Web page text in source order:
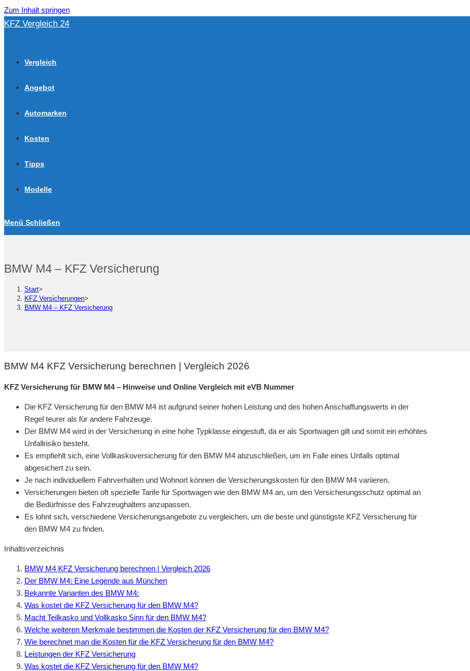
Zum Inhalt springen
KFZ Vergleich 24
Vergleich
Angebot
Automarken
Kosten
Tipps
Modelle
Menü Schließen
BMW M4 – KFZ Versicherung
Start>
KFZ Versicherungen>
BMW M4 – KFZ Versicherung
BMW M4 KFZ Versicherung berechnen | Vergleich 2026
KFZ Versicherung für BMW M4 – Hinweise und Online Vergleich mit eVB Nummer
Die KFZ Versicherung für den BMW M4 ist aufgrund seiner hohen Leistung und des hohen Anschaffungswerts in der
Regel teurer als für andere Fahrzeuge.
Der BMW M4 wird in der Versicherung in eine hohe Typklasse eingestuft, da er als Sportwagen gilt und somit ein erhöhtes
Unfallrisiko besteht.
Es empfiehlt sich, eine Vollkaskoversicherung für den BMW M4 abzuschließen, um im Falle eines Unfalls optimal
abgesichert zu sein.
Je nach individuellem Fahrverhalten und Wohnort können die Versicherungskosten für den BMW M4 variieren.
Versicherungen bieten oft spezielle Tarife für Sportwagen wie den BMW M4 an, um den Versicherungsschutz optimal an
die Bedürfnisse des Fahrzeughalters anzupassen.
Es lohnt sich, verschiedene Versicherungsangebote zu vergleichen, um die beste und günstigste KFZ Versicherung für
den BMW M4 zu finden.
Inhaltsverzeichnis
BMW M4 KFZ Versicherung berechnen | Vergleich 2026
Der BMW M4: Eine Legende aus München
Bekannte Varianten des BMW M4:
Was kostet die KFZ Versicherung für den BMW M4?
Macht Teilkasko und Vollkasko Sinn für den BMW M4?
Welche weiteren Merkmale bestimmen die Kosten der KFZ Versicherung für den BMW M4?
Wie berechnet man die Kosten für die KFZ Versicherung für den BMW M4?
Leistungen der KFZ Versicherung
Was kostet die KFZ Versicherung für den BMW M4?